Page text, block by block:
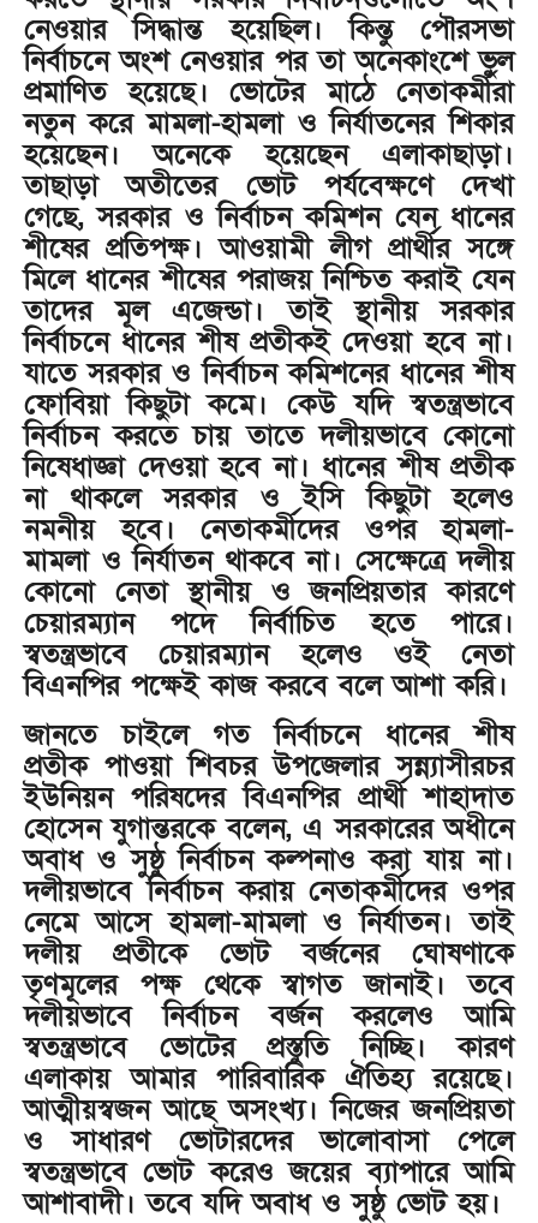
নেওয়ার সিদ্ধান্ত হয়েছিল। কিন্তু পৌরসভা
নির্বাচনে অংশ নেওয়ার পর তা অনেকাংশে ভুল
প্রমাণিত হয়েছে। ভোটের মাঠে নেতাকর্মীরা
নতুন করে মামলা-হামলা ও নির্যাতনের শিকার
হয়েছেন। অনেকে হয়েছেন এলাকাছাড়া।
তাছাড়া অতীতের ভোট পর্যবেক্ষণে দেখা
গেছে, সরকার ও নির্বাচন কমিশন যেন ধানের
শীষের প্রতিপক্ষ। আওয়ামী লীগ প্রার্থীর সঙ্গে
মিলে ধানের শীষের পরাজয় নিশ্চিত করাই যেন
তাদের মূল এজেন্ডা। তাই স্থানীয় সরকার
নির্বাচনে ধানের শীষ প্রতীকই দেওয়া হবে না।
যাতে সরকার ও নির্বাচন কমিশনের ধানের শীষ
ফোবিয়া কিছুটা কমে। কেউ যদি স্বতন্ত্রভাবে
নির্বাচন করতে চায় তাতে দলীয়ভাবে কোনো
নিষেধাজ্ঞা দেওয়া হবে না। ধানের শীষ প্রতীক
না থাকলে সরকার ও ইসি কিছুটা হলেও
নমনীয় হবে। নেতাকর্মীদের ওপর হামলা-
মামলা ও নির্যাতন থাকবে না। সেক্ষেত্রে দলীয়
কোনো নেতা স্থানীয় ও জনপ্রিয়তার কারণে
চেয়ারম্যান পদে নির্বাচিত হতে পারে।
স্বতন্ত্রভাবে চেয়ারম্যান হলেও ওই নেতা
বিএনপির পক্ষেই কাজ করবে বলে আশা করি।
জানতে চাইলে গত নির্বাচনে ধানের শীষ
প্রতীক পাওয়া শিবচর উপজেলার সন্ন্যাসীরচর
ইউনিয়ন পরিষদের বিএনপির প্রার্থী শাহাদাত
হোসেন যুগান্তরকে বলেন, এ সরকারের অধীনে
অবাধ ও সুষ্ঠু নির্বাচন কল্পনাও করা যায় না।
দলীয়ভাবে নির্বাচন করায় নেতাকর্মীদের ওপর
নেমে আসে হামলা-মামলা ও নির্যাতন। তাই
দলীয় প্রতীকে ভোট বর্জনের ঘোষণাকে
তৃণমূলের পক্ষ থেকে স্বাগত জানাই। তবে
দলীয়ভাবে নির্বাচন বর্জন করলেও আমি
স্বতন্ত্রভাবে ভোটের প্রস্তুতি নিচ্ছি। কারণ
এলাকায় আমার পারিবারিক ঐতিহ্য রয়েছে।
আত্মীয়স্বজন আছে অসংখ্য। নিজের জনপ্রিয়তা
ও সাধারণ ভোটারদের ভালোবাসা পেলে
স্বতন্ত্রভাবে ভোট করেও জয়ের ব্যাপারে আমি
আশাবাদী। তবে যদি অবাধ ও সুষ্ঠু ভোট হয়।